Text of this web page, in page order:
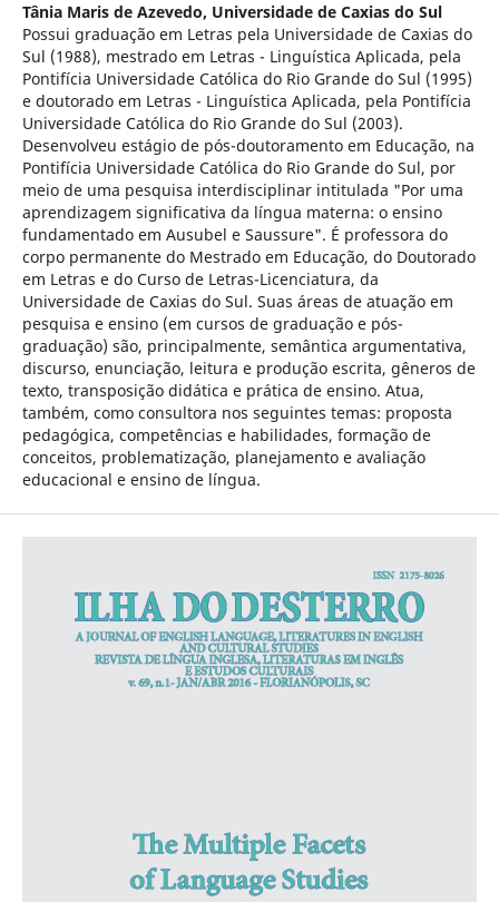
Tânia Maris de Azevedo, Universidade de Caxias do Sul
Possui graduação em Letras pela Universidade de Caxias do
Sul (1988), mestrado em Letras - Linguística Aplicada, pela
Pontifícia Universidade Católica do Rio Grande do Sul (1995)
e doutorado em Letras - Linguística Aplicada, pela Pontifícia
Universidade Católica do Rio Grande do Sul (2003).
Desenvolveu estágio de pós-doutoramento em Educação, na
Pontifícia Universidade Católica do Rio Grande do Sul, por
meio de uma pesquisa interdisciplinar intitulada "Por uma
aprendizagem significativa da língua materna: o ensino
fundamentado em Ausubel e Saussure". É professora do
corpo permanente do Mestrado em Educação, do Doutorado
em Letras e do Curso de Letras-Licenciatura, da
Universidade de Caxias do Sul. Suas áreas de atuação em
pesquisa e ensino (em cursos de graduação e pós-
graduação) são, principalmente, semântica argumentativa,
discurso, enunciação, leitura e produção escrita, gêneros de
texto, transposição didática e prática de ensino. Atua,
também, como consultora nos seguintes temas: proposta
pedagógica, competências e habilidades, formação de
conceitos, problematização, planejamento e avaliação
educacional e ensino de língua.